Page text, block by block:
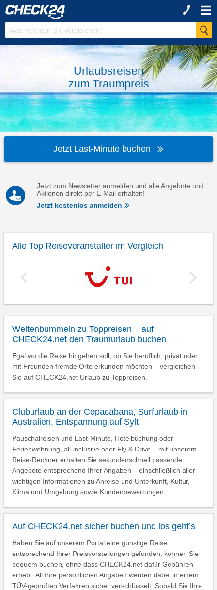
Urlaubsreisen
zum Traumpreis
Jetzt Last-Minute buchen
Jetzt zum Newsletter anmelden und alle Angebote und
Aktionen direkt per E-Mail erhalten!
Jetzt kostenlos anmelden
Alle Top Reiseveranstalter im Vergleich
Weltenbummeln zu Toppreisen – auf
CHECK24.net den Traumurlaub buchen
Egal wo die Reise hingehen soll, ob Sie beruflich, privat oder
mit Freunden fremde Orte erkunden möchten – vergleichen
Sie auf CHECK24.net Urlaub zu Toppreisen.
Cluburlaub an der Copacabana, Surfurlaub in
Australien, Entspannung auf Sylt
Pauschalreisen und Last-Minute, Hotelbuchung oder
Ferienwohnung, all-inclusive oder Fly & Drive – mit unserem
Reise-Rechner erhalten Sie sekundenschnell passende
Angebote entsprechend Ihrer Angaben – einschließlich aller
wichtigen Informationen zu Anreise und Unterkunft, Kultur,
Klima und Umgebung sowie Kundenbewertungen.
Auf CHECK24.net sicher buchen und los geht’s
Haben Sie auf unserem Portal eine günstige Reise
entsprechend Ihrer Preisvorstellungen gefunden, können Sie
bequem buchen, ohne dass CHECK24.net dafür Gebühren
erhebt. All Ihre persönlichen Angaben werden dabei in einem
TÜV-geprüften Verfahren sicher verschlüsselt. Sobald Sie Ihre